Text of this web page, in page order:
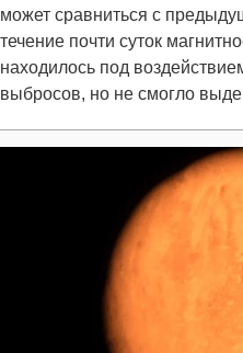
может сравниться с
течение почти суток
находилось под
выбросов, но не смогло